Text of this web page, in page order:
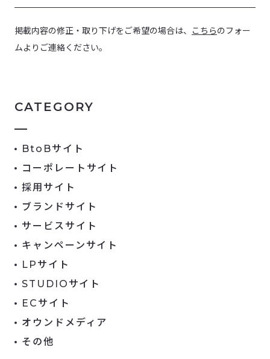
掲載内容の修正・取り下げをご希望の場合は、 こちらのフォー
ムよりご連絡ください。
CATEGORY
BtoBサイト
コーポレートサイト
採用サイト
ブランドサイト
サービスサイト
キャンペーンサイト
LPサイト
STUDIOサイト
ECサイト
オウンドメディア
その他